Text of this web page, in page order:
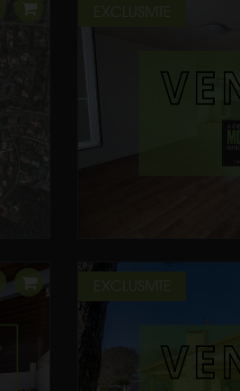
EXCLUSIVITE
EXCLUSIVITE